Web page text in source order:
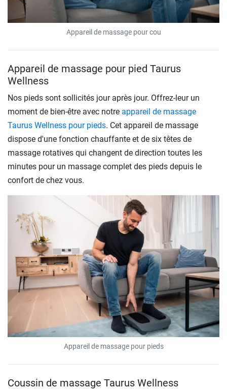
Appareil de massage pour cou
Appareil de massage pour pied Taurus
Wellness
Nos pieds sont sollicités jour après jour. Offrez-leur un
moment de bien-être avec notre appareil de massage
Taurus Wellness pour pieds. Cet appareil de massage
dispose d'une fonction chauffante et de six têtes de
massage rotatives qui changent de direction toutes les
minutes pour un massage complet des pieds depuis le
confort de chez vous.
Appareil de massage pour pieds
Coussin de massage Taurus Wellness